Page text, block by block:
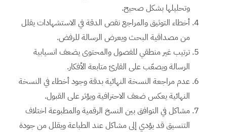
وتحليلها بشكل صحيح.
أخطاء التوثيق والمراجع نقص الدقة في الاستشهادات يقلل
من مصداقية البحث ويعرض الرسالة للرفض.
ترتيب غير منطقي للفصول والمحتوى يضعف انسيابية
الرسالة ويصعّب على القارئ متابعة الأفكار.
عدم مراجعة النسخة النهائية بدقة وجود أخطاء في النسخة
النهائية يعكس ضعف الاحترافية ويؤثر على القبول.
مشاكل في التوافق بين النسخ الرقمية والمطبوعة اختلاف
التنسيق قد يؤدي إلى مشاكل عند الطباعة ويقلل من جودة